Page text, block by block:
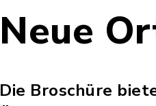
Neue
Die Broschüre